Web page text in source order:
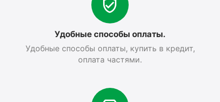
Удобные способы оплаты.
Удобные способы оплаты, купить в кредит,
оплата частями.